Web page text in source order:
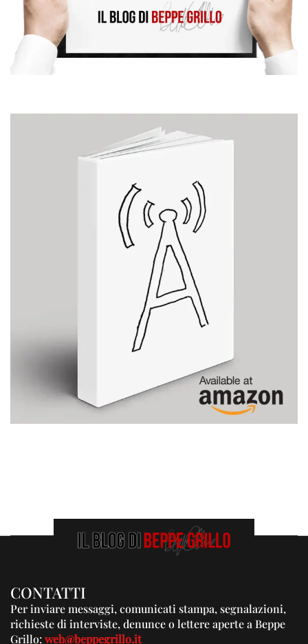
CONTATTI
Per inviare messaggi, comunicati stampa, segnalazioni,
richieste di interviste, denunce o lettere aperte a Beppe
Grillo:web@beppegrillo.it